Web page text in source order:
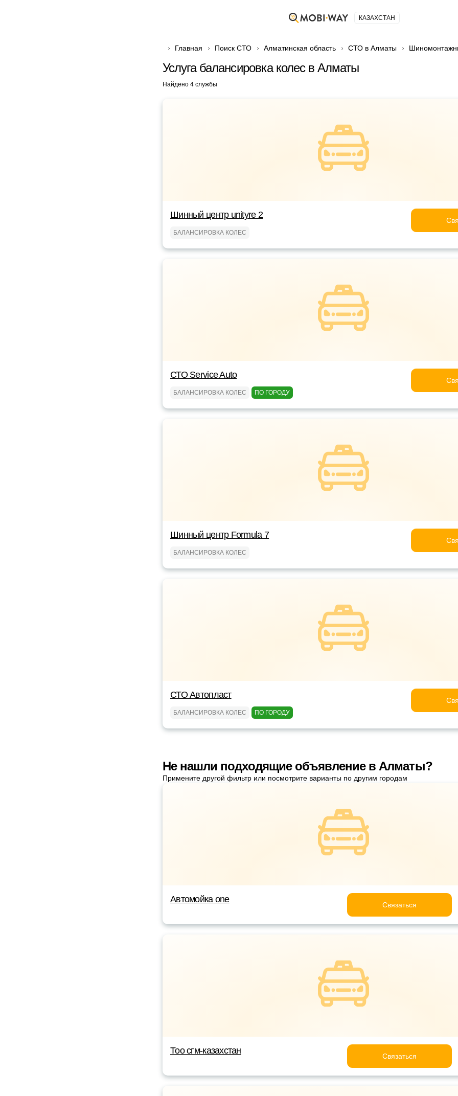
КАЗАХСТАН
Главная Поиск СТО Алматинская область СТО в Алматы
Услуга балансировка колес в Алматы
Найдено 4 службы
Шинный центр unityre 2
БАЛАНСИРОВКА КОЛЕС
СТО Service Auto
БАЛАНСИРОВКА КОЛЕС ПО ГОРОДУ
Шинный центр Formula 7
БАЛАНСИРОВКА КОЛЕС
СТО Автопласт
БАЛАНСИРОВКА КОЛЕС ПО ГОРОДУ
Не нашли подходящие объявление в Алматы?
Примените другой фильтр или посмотрите варианты по другим городам
Автомойка one
Связаться
Тоо сгм-казахстан
Связаться